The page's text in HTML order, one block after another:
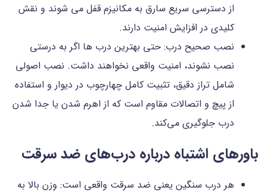
از دسترسی سریع سارق به مکانیزم قفل می شوند و نقش
کلیدی در افزایش امنیت دارند.
نصب صحیح درب: حتی بهترین درب ها اگر به درستی
نصب نشوند، امنیت واقعی نخواهند داشت. نصب اصولی
شامل تراز دقیق، تثبیت کامل چهارچوب در دیوار و استفاده
از پیچ و اتصالات مقاوم است که از اهرم شدن یا جدا شدن
درب جلوگیری می‌کند.
باورهای اشتباه درباره درب‌های ضد سرقت
هر درب سنگین یعنی ضد سرقت واقعی است: وزن بالا به